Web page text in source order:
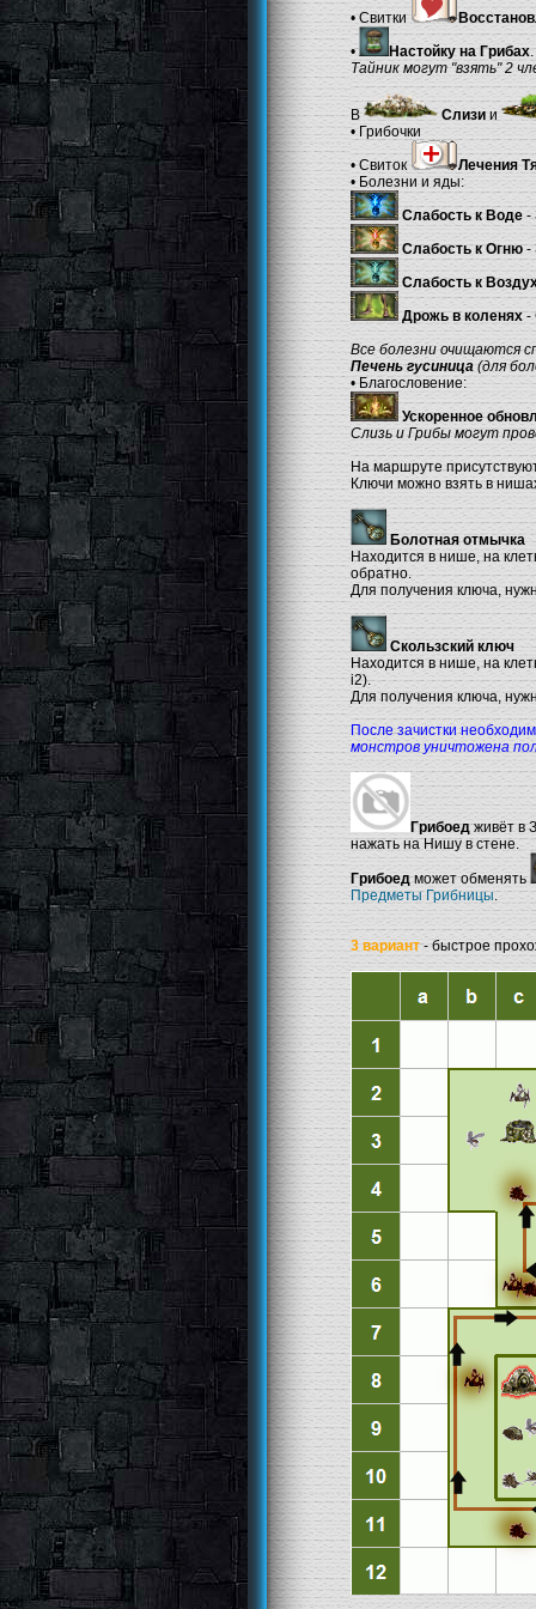
• Свитки
•
Настойку на Грибах.
Тайник могут "взять" 2
В Слизи и
• Грибочки
• Свиток
Лечения
• Болезни и яды:
Слабость к Воде -
Слабость к Огню-
Слабость к
Дрожь в коленях-
Все болезни очищаются
Печень гусиница (для
• Благословение:
Ускоренное
Слизь и Грибы могут
На маршруте
Ключи можно взять в
Болотная отмычка
Находится в нише, на
обратно.
Для получения ключа,
Скользский ключ
Находится в нише, на
i2).
Для получения ключа,
После зачистки
монстров уничтожена
Грибоедживёт в
нажать на Нишу в стене.
Грибоедможет обменять
Предметы Грибницы.
3 вариант- быстрое